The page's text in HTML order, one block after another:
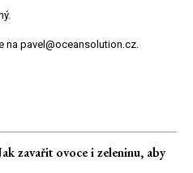
na pavel@oceansolution.cz.
zavařit ovoce i zeleninu, aby